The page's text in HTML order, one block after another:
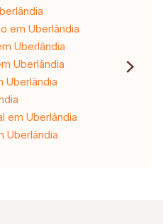
em Uberlândia
Uberlândia
Uberlândia
Uberlândia
em Uberlândia
Uberlândia